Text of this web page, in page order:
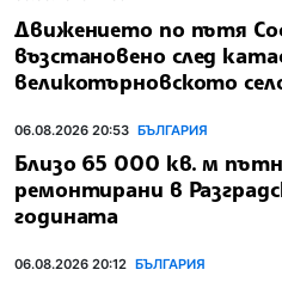
Движението по пътя
възстановено след
великотърновското
06.08.2026 20:53 БЪЛГАРИЯ
Близо 65 000 кв. м
ремонтирани в
годината
06.08.2026 20:12 БЪЛГАРИЯ